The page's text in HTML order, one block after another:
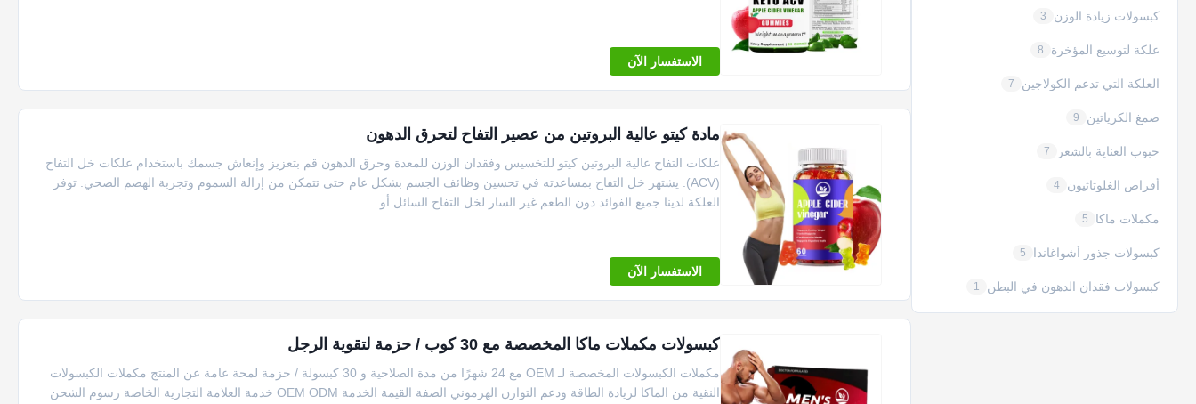
كبسولات زيادة الوزن 3
علكة لتوسيع المؤخرة 8
العلكة التي تدعم الكولاجين 7
صمغ الكرياتين 9
حبوب العناية بالشعر 7
أقراص الغلوتاثيون 4
مكملات ماكا 5
كبسولات جذور أشواغاندا 5
كبسولات فقدان الدهون في البطن 1
الاستفسار الآن
مادة كيتو عالية البروتين من عصير التفاح لتحرق الدهون
علكات التفاح عالية البروتين كيتو للتخسيس وفقدان الوزن للمعدة وحرق الدهون قم بتعزيز وإنعاش جسمك باستخدام علكات خل التفاح
(ACV). يشتهر خل التفاح بمساعدته في تحسين وظائف الجسم بشكل عام حتى تتمكن من إزالة السموم وتجربة الهضم الصحي. توفر
العلكة لدينا جميع الفوائد دون الطعم غير السار لخل التفاح السائل أو ...
الاستفسار الآن
كبسولات مكملات ماكا المخصصة مع 30 كوب / حزمة لتقوية الرجل
مكملات الكبسولات المخصصة لـ OEM مع 24 شهرًا من مدة الصلاحية و 30 كبسولة / حزمة لمحة عامة عن المنتج مكملات الكبسولات
النقية من الماكا لزيادة الطاقة ودعم التوازن الهرموني الصفة القيمة الخدمة OEM ODM خدمة العلامة التجارية الخاصة رسوم الشحن